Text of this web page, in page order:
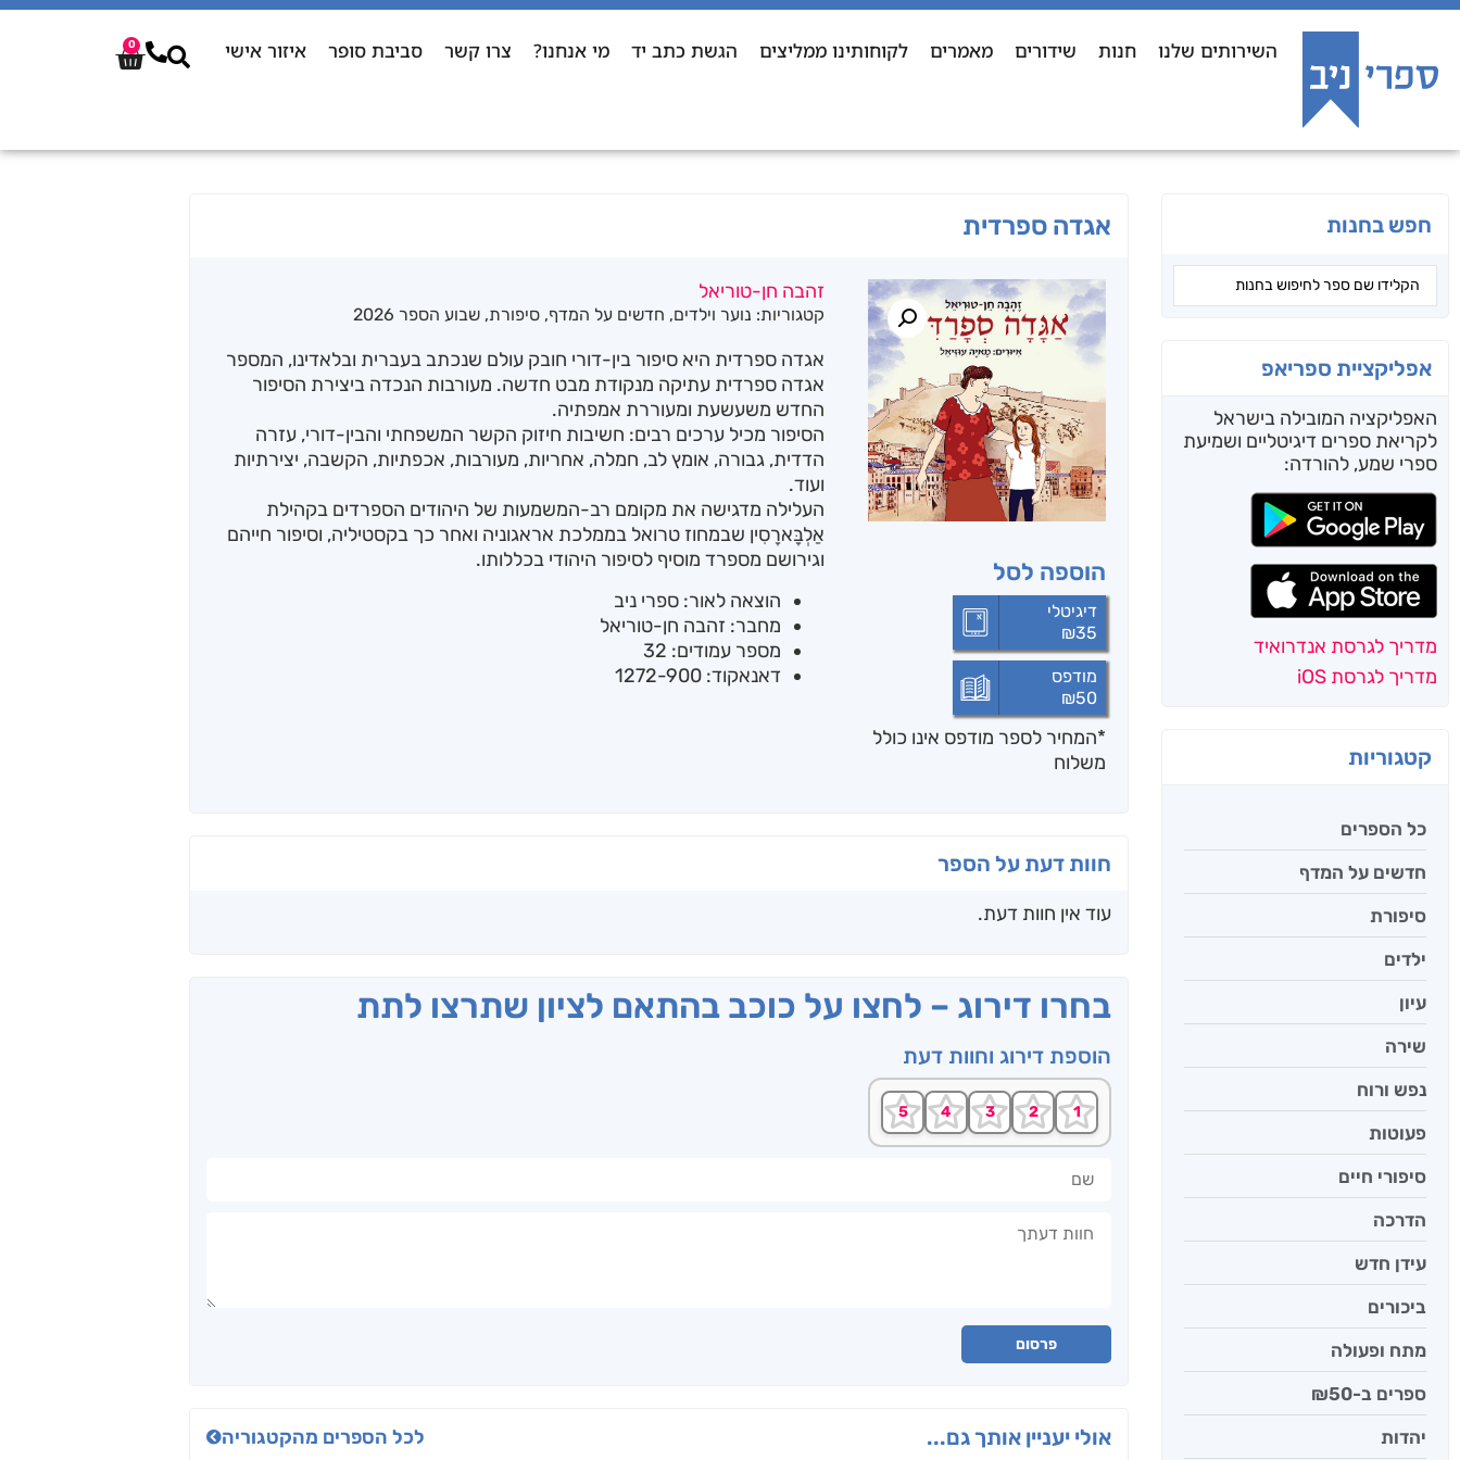
השירותים שלנו חנות שידורים מאמרים לקוחותינו ממליצים הגשת כתב יד מי אנחנו? צרו קשר סביבת סופר איזור אישי 0
חפש בחנות
אפליקציית ספריאפ
האפליקציה המובילה בישראל
לקריאת ספרים דיגיטליים ושמיעת
ספרי שמע, להורדה:
מדריך לגרסת אנדרואיד
מדריך לגרסת iOS
קטגוריות
כל הספרים
חדשים על המדף
סיפורת
ילדים
עיון
שירה
נפש ורוח
פעוטות
סיפורי חיים
הדרכה
עידן חדש
ביכורים
מתח ופעולה
ספרים ב-₪50
יהדות
אגדה ספרדית
הוספה לסל
דיגיטלי
₪35
מודפס
₪50
*המחיר לספר מודפס אינו כולל
משלוח
זהבה חן-טוריאל
קטגוריות: נוער וילדים, חדשים על המדף, סיפורת, שבוע הספר 2026
אגדה ספרדית היא סיפור בין-דורי חובק עולם שנכתב בעברית ובלאדינו, המספר
אגדה ספרדית עתיקה מנקודת מבט חדשה. מעורבות הנכדה ביצירת הסיפור
החדש משעשעת ומעוררת אמפתיה.
הסיפור מכיל ערכים רבים: חשיבות חיזוק הקשר המשפחתי והבין-דורי, עזרה
הדדית, גבורה, אומץ לב, חמלה, אחריות, מעורבות, אכפתיות, הקשבה, יצירתיות
ועוד.
העלילה מדגישה את מקומם רב-המשמעות של היהודים הספרדים בקהילת
אַלְבָּארָסִין שבמחוז טרואל בממלכת אראגוניה ואחר כך בקסטיליה, וסיפור חייהם
וגירושם מספרד מוסיף לסיפור היהודי בכללותו.
הוצאה לאור: ספרי ניב
מחבר: זהבה חן-טוריאל
מספר עמודים: 32
דאנאקוד: 1272-900
חוות דעת על הספר
עוד אין חוות דעת.
בחרו דירוג – לחצו על כוכב בהתאם לציון שתרצו לתת
הוספת דירוג וחוות דעת
פרסום
אולי יעניין אותך גם... לכל הספרים מהקטגוריה